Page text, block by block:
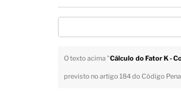
O texto acima "Cálculo do Fator K -
previsto no artigo 184 do Código